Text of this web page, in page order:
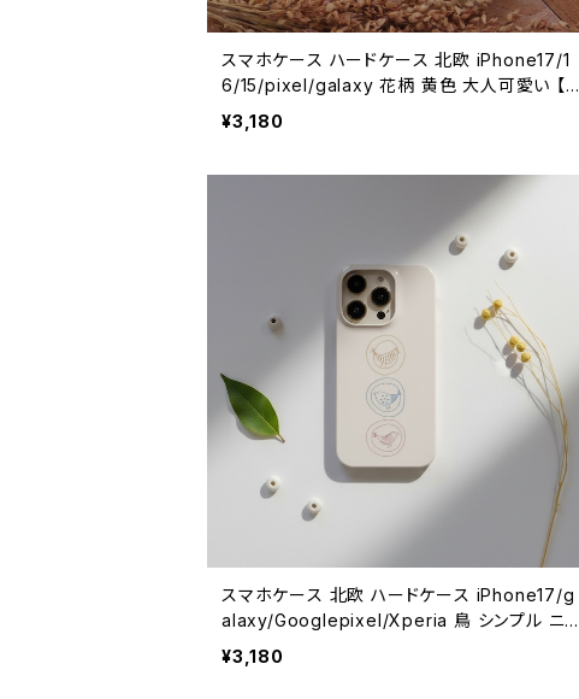
スマホケース ハードケース 北欧 iPhone17/1
6/15/pixel/galaxy 花柄 黄色 大人可愛い 【お
花畑でロンド・イエロー】hardcase
¥3,180
スマホケース 北欧 ハードケース iPhone17/g
alaxy/Googlepixel/Xperia 鳥 シンプル ニュ
アンスカラー おしゃれ 【鳥のワルツ】 hardcas
¥3,180